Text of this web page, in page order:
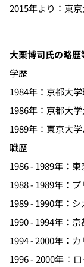
2015年より：東
大栗博司氏の略歴
学歴
1984年：京都大
1986年：京都大
1989年：東京大
職歴
1986 - 1989年：
1988 - 1989年：
1989 - 1990年：
1990 - 1994年：
1994 - 2000年：
1996 - 2000年：